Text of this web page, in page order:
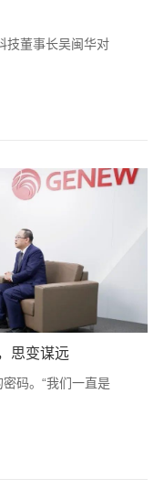
技董事长吴闽华对
思变谋远
密码。“我们一直是